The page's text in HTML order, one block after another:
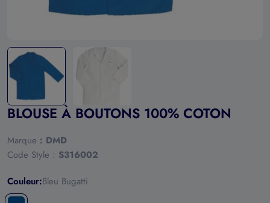
BLOUSE À BOUTONS 100% COTON
Marque : DMD
Code Style : S316002
Couleur:Bleu Bugatti